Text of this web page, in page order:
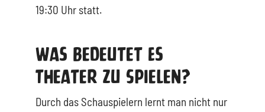
19:30 Uhr statt.
Was Bedeutet Es
Theater Zu Spielen?
Durch das Schauspielern lernt man nicht nur